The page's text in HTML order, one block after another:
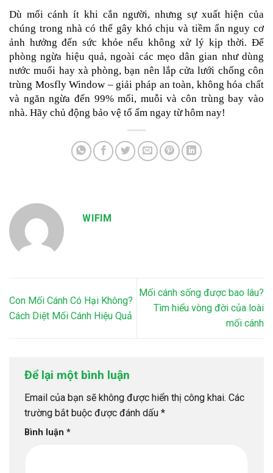
Dù mối cánh ít khi cắn người, nhưng sự xuất hiện của
chúng trong nhà có thể gây khó chịu và tiềm ẩn nguy cơ
ảnh hưởng đến sức khỏe nếu không xử lý kịp thời. Để
phòng ngừa hiệu quả, ngoài các mẹo dân gian như dùng
nước muối hay xà phòng, bạn nên lắp cửa lưới chống côn
trùng Mosfly Window – giải pháp an toàn, không hóa chất
và ngăn ngừa đến 99% mối, muỗi và côn trùng bay vào
nhà. Hãy chủ động bảo vệ tổ ấm ngay từ hôm nay!
WIFIM
Con Mối Cánh Có Hại Không?
Cách Diệt Mối Cánh Hiệu Quả
Mối cánh sống được bao lâu?
Tìm hiểu vòng đời của loài
mối cánh
Để lại một bình luận
Email của bạn sẽ không được hiển thị công khai. Các
trường bắt buộc được đánh dấu *
Bình luận *